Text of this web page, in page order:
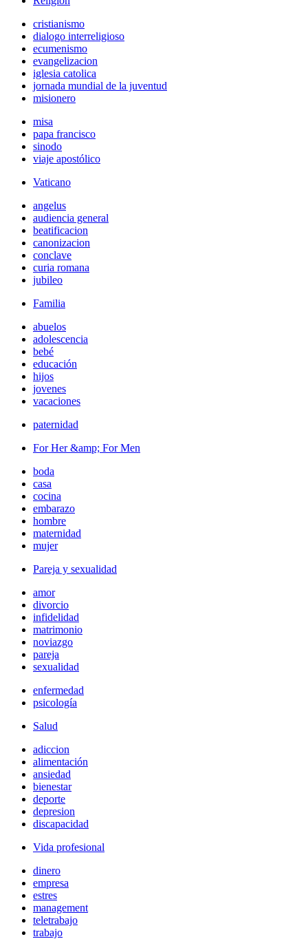
cristianismo
dialogo interreligioso
ecumenismo
evangelizacion
iglesia catolica
jornada mundial de la juventud
misionero
misa
papa francisco
sinodo
viaje apostólico
Vaticano
angelus
audiencia general
beatificacion
canonizacion
conclave
curia romana
jubileo
Familia
abuelos
adolescencia
bebé
educación
hijos
jovenes
vacaciones
paternidad
For Her &amp; For Men
boda
casa
cocina
embarazo
hombre
maternidad
mujer
Pareja y sexualidad
amor
divorcio
infidelidad
matrimonio
noviazgo
pareja
sexualidad
enfermedad
psicología
Salud
adiccion
alimentación
ansiedad
bienestar
deporte
depresion
discapacidad
Vida profesional
dinero
empresa
estres
management
teletrabajo
trabajo